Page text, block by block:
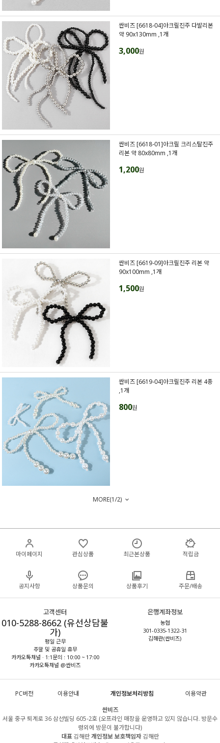
싼비즈 [6618-04]아크릴진주 다발리본
약 90x130mm ,1개
3,000원
싼비즈 [6618-01]아크릴 크리스탈진주
리본 약 80x80mm ,1개
1,200원
싼비즈 [6619-09]아크릴진주 리본 약
90x100mm ,1개
1,500원
싼비즈 [6619-04]아크릴진주 리본 4종
,1개
800원
MORE(1/2)
마이페이지 관심상품 최근본상품 적립금
공지사항 상품문의 상품후기 주문/배송
고객센터
010-5288-8662 (유선상담불
가)
평일 근무
주말 및 공휴일 휴무
카카오톡채널 · 1:1문의 : 10:00 ~ 17:00
카카오톡채널 @싼비즈
은행계좌정보
농협
301-0335-1322-31
김해란(싼비즈)
PC버전 이용안내 개인정보처리방침
이용약관
싼비즈
서울 중구 퇴계로 36 삼선빌딩 605-2호 (오프라인 매장을 운영하고 있지 않습니다. 방문수
령외에 방문이 불가합니다)
대표김해란개인정보 보호책임자김해란